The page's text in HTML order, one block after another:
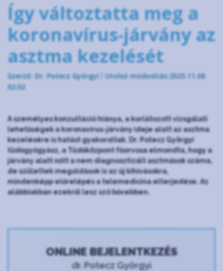
Így változtatta meg a
koronavírus-járvány az
asztma kezelését
Szerző: Dr. Potecz Györgyi
Utolsó módosítás:2025.11.08
02:02
A személyes konzultáció hiánya, a korlátozott vizsgálati
lehetőségek a koronavírus-járvány ideje alatt az asztma
kezelésére is hatást gyakoroltak. Dr. Potecz Györgyi
tüdőgyógyász, a Tüdőközpont főorvosa elmondta, hogy a
járvány alatt nőtt a nem diagnosztizált asztmások száma,
de születtek megoldások is az új kihívásokra,
mindenképp előrelépés a telemedicina elterjedése. Az
alábbiakban ezekről lesz szó bővebben.
ONLINE BEJELENTKEZÉS
dr. Potecz Györgyi